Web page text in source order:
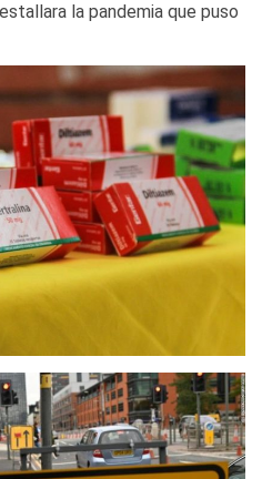
la pandemia que puso